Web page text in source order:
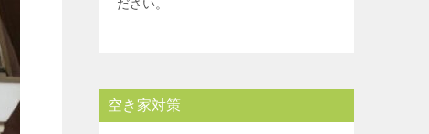
ださい。
空き家対策